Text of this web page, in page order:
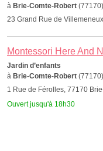
à Brie-Comte-Robert (77170)
23 Grand Rue de
Montessori Here And
Jardin d’enfants
à Brie-Comte-Robert (77170)
1 Rue de Férolles, 77170
Ouvert jusqu'à 18h30